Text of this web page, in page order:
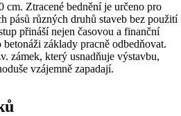
cm. Ztracené bednění je určeno pro
pásů různých druhů staveb bez použití
přináší nejen časovou a finanční
základy pracně odbedňovat.
zámek, který usnadňuje výstavbu,
vzájemně zapadají.